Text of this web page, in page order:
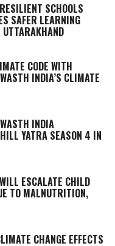
SCHOOLS
SAFER LEARNING
CODE WITH
INDIA’S CLIMATE
INDIA
YATRA SEASON 4 IN
ESCALATE CHILD
TO MALNUTRITION,
CHANGE EFFECTS